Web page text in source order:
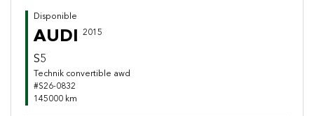
Disponible
AUDI 2015
S5
Technik convertible awd
#S26-0832
145000 km